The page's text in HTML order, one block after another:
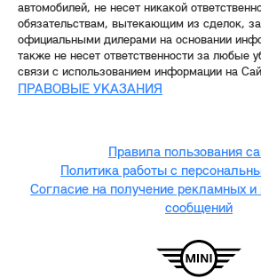
автомобилей, не несет никакой
обязательствам, вытекающим из сделок,
официальными дилерами на основании
также не несет ответственности за любые
связи с использованием информации на
ПРАВОВЫЕ УКАЗАНИЯ
Правила пользования
Политика работы с
Согласие на получение рекламных
сообщений